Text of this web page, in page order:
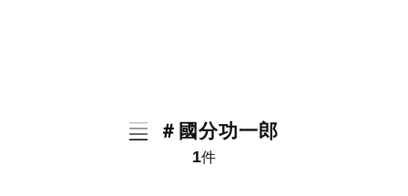
＃國分功一郎
1件